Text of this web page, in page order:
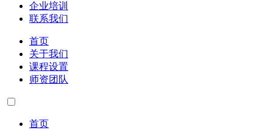
企业培训
联系我们
首页
关于我们
课程设置
师资团队
首页